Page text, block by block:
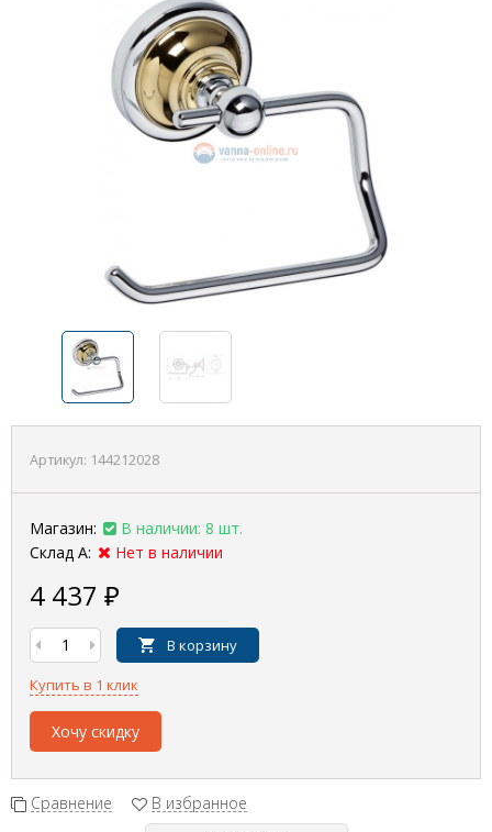
Артикул: 144212028
Магазин:
В наличии: 8 шт.
Склад А:
Нет в наличии
4 437 ₽
В корзину
Купить в 1 клик
Хочу скидку
Сравнение В избранное